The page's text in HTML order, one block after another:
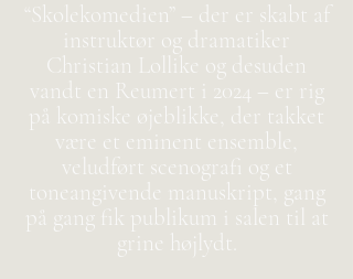
​“Skolekomedien” – der er skabt af
instruktør og dramatiker
Christian Lollike og desuden
vandt en Reumert i 2024 – er rig
på komiske øjeblikke, der takket
være et eminent ensemble,
veludført scenografi og et
toneangivende manuskript, gang
på gang fik publikum i salen til at
grine højlydt.